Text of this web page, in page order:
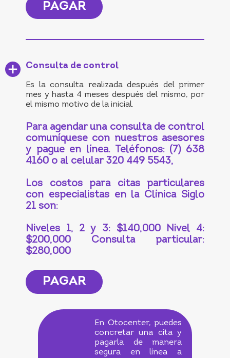
PAGAR
Consulta de control
Es la consulta realizada después del primer
mes y hasta 4 meses después del mismo, por
el mismo motivo de la inicial.
Para agendar una consulta de control
comuníquese con nuestros asesores
y pague en línea. Teléfonos: (7) 638
4160 o al celular 320 449 5543,
Los costos para citas particulares
con especialistas en la Clínica Siglo
21 son:
Niveles 1, 2 y 3: $140,000 Nivel 4:
$200,000 Consulta particular:
$280,000
PAGAR
En Otocenter, puedes
concretar una cita y
pagarla de manera
segura en línea a